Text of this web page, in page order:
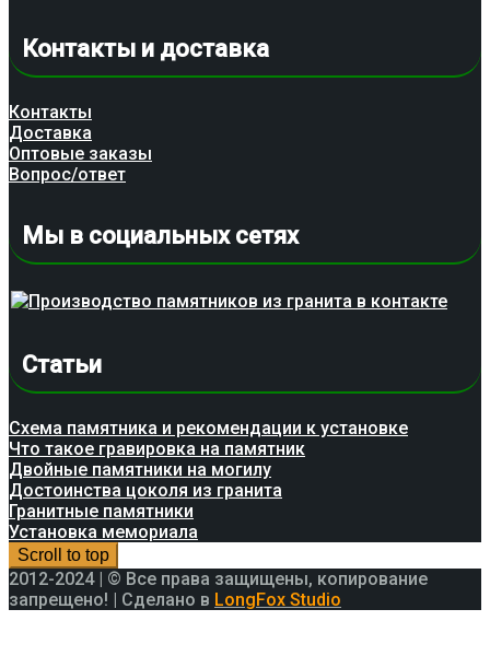
Контакты и доставка
Контакты
Доставка
Оптовые заказы
Вопрос/ответ
Мы в социальных сетях
Статьи
Схема памятника и рекомендации к установке
Что такое гравировка на памятник
Двойные памятники на могилу
Достоинства цоколя из гранита
Гранитные памятники
Установка мемориала
Scroll to top
2012-2024 | © Все права защищены, копирование
запрещено! | Сделано в LongFox Studio